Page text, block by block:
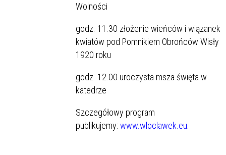
Wolności
godz. 11.30 złożenie wieńców i wiązanek
kwiatów pod Pomnikiem Obrońców Wisły
1920 roku
godz. 12.00 uroczysta msza święta w
katedrze
Szczegółowy program
publikujemy: www.wloclawek.eu